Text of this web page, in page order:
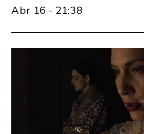
Abr 16 - 21:38